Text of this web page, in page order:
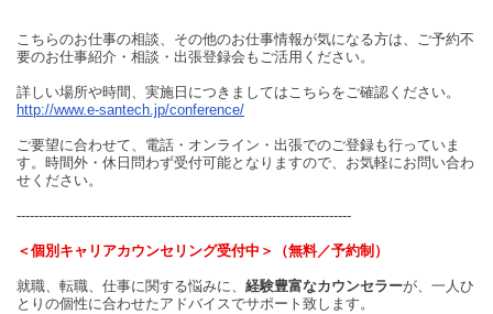
こちらのお仕事の相談、その他のお仕事情報が気になる方は、ご予約不
要のお仕事紹介・相談・出張登録会もご活用ください。
詳しい場所や時間、実施日につきましてはこちらをご確認ください。
http://www.e-santech.jp/conference/
ご要望に合わせて、電話・オンライン・出張でのご登録も行っていま
す。時間外・休日問わず受付可能となりますので、お気軽にお問い合わ
せください。
----------------------------------------------------------------------------
＜個別キャリアカウンセリング受付中＞（無料／予約制）
就職、転職、仕事に関する悩みに、 経験豊富なカウンセラーが、一人ひ
とりの個性に合わせたアドバイスでサポート致します。